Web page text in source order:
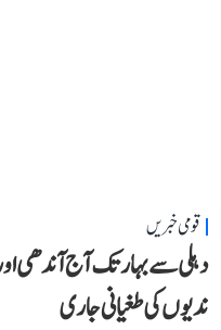
قومی خبریں
دہلی سے بہار تک آج آندھی
ندیوں کی طغیانی جاری